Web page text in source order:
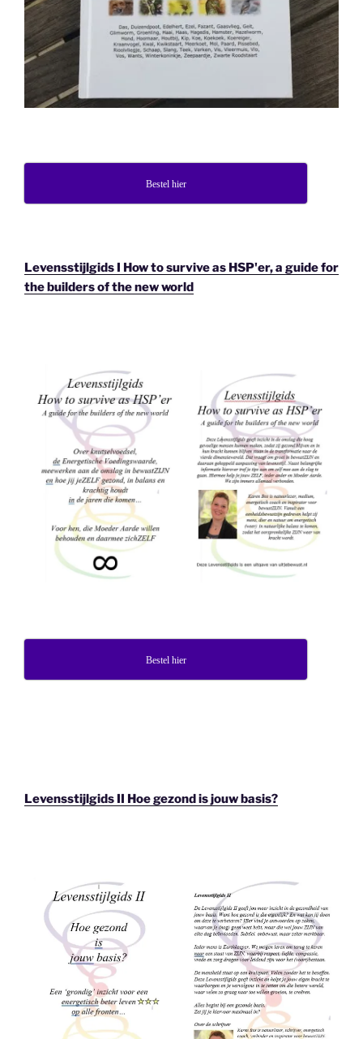
Bestel hier
Levensstijlgids I How to survive as HSP'er, a guide for
the builders of the new world
Bestel hier
Levensstijlgids II Hoe gezond is jouw basis?